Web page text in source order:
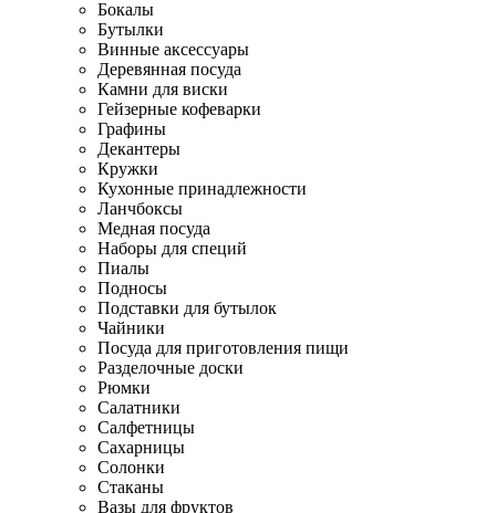
Бокалы
Бутылки
Винные аксессуары
Деревянная посуда
Камни для виски
Гейзерные кофеварки
Графины
Декантеры
Кружки
Кухонные принадлежности
Ланчбоксы
Медная посуда
Наборы для специй
Пиалы
Подносы
Подставки для бутылок
Чайники
Посуда для приготовления пищи
Разделочные доски
Рюмки
Салатники
Салфетницы
Сахарницы
Солонки
Стаканы
Вазы для фруктов